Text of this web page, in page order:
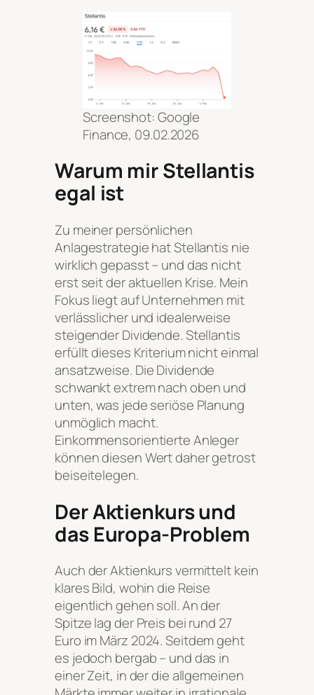
Screenshot: Google
Finance, 09.02.2026
Warum mir Stellantis
egal ist
Zu meiner persönlichen
Anlagestrategie hat Stellantis nie
wirklich gepasst – und das nicht
erst seit der aktuellen Krise. Mein
Fokus liegt auf Unternehmen mit
verlässlicher und idealerweise
steigender Dividende. Stellantis
erfüllt dieses Kriterium nicht einmal
ansatzweise. Die Dividende
schwankt extrem nach oben und
unten, was jede seriöse Planung
unmöglich macht.
Einkommensorientierte Anleger
können diesen Wert daher getrost
beiseitelegen.
Der Aktienkurs und
das Europa-Problem
Auch der Aktienkurs vermittelt kein
klares Bild, wohin die Reise
eigentlich gehen soll. An der
Spitze lag der Preis bei rund 27
Euro im März 2024. Seitdem geht
es jedoch bergab – und das in
einer Zeit, in der die allgemeinen